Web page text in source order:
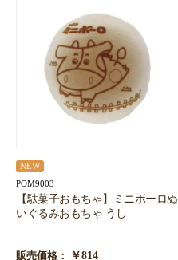
NEW
POM9003
【駄菓子おもちゃ】ミニボーロぬ
いぐるみおもちゃ うし
販売価格： ￥814